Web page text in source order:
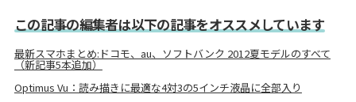
この記事の編集者は以下の記事をオススメしています
最新スマホまとめ:ドコモ、au、ソフトバンク 2012夏モデルのすべて
（新記事5本追加）
Optimus Vu：読み描きに最適な4対3の5インチ液晶に全部入り